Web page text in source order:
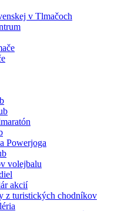
v Tlmačoch
Powerjoga
volejbalu
akcií
z turistických chodníkov